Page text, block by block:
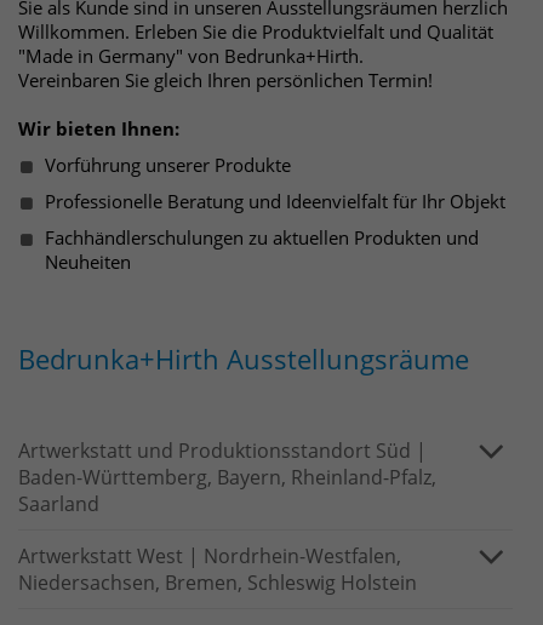
Sie als Kunde sind in unseren Ausstellungsräumen herzlich
Willkommen. Erleben Sie die Produktvielfalt und Qualität
"Made in Germany" von Bedrunka+Hirth.
Vereinbaren Sie gleich Ihren persönlichen Termin!
Wir bieten Ihnen:
Vorführung unserer Produkte
Professionelle Beratung und Ideenvielfalt für Ihr Objekt
Fachhändlerschulungen zu aktuellen Produkten und
Neuheiten
Bedrunka+Hirth Ausstellungsräume
Artwerkstatt und Produktionsstandort Süd |
Baden-Württemberg, Bayern, Rheinland-Pfalz,
Saarland
Artwerkstatt West | Nordrhein-Westfalen,
Niedersachsen, Bremen, Schleswig Holstein
Anbieter TYPO3
Zweck
Enthält die gewählten Tracking-Optin-
Websitebesucher für die Dauer des
Besuchs der Webseite zu identifizieren.
Anbieter Matomo
Zweck
Kampagnendaten zu berechnen und
verfolgen. Die Cookies speichern
Informationen anonym und weisen
eine randoly generierte Nummer zu,
identifizieren. Die Daten werde lokal
auf unserem Server gespeichert und
sind damit externen Unternehmen